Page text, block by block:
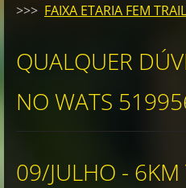
>>> FAIXA ETARIA FEM
QUALQUER
NO WATS
09/JULHO - 6KM